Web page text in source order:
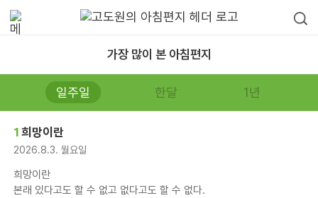
가장 많이 본 아침편지
일주일 한달 1년
1 희망이란
2026.8.3. 월요일
희망이란
본래 있다고도 할 수 없고 없다고도 할 수 없다.